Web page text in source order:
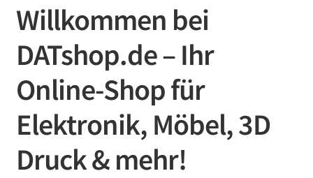
Mein Account
Kontakt
Willkommen bei
DATshop.de – Ihr
Online-Shop für
Elektronik, Möbel, 3D
Druck & mehr!